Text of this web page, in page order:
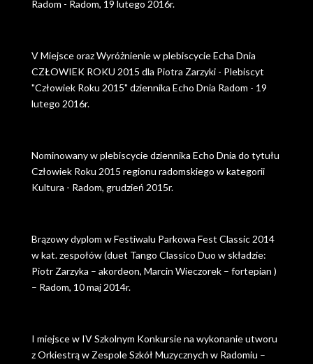
Radom - Radom, 19 lutego 2016r.
V Miejsce oraz Wyróżnienie w plebiscycie Echa Dnia
CZŁOWIEK ROKU 2015 dla Piotra Zarzyki - Plebiscyt
"Człowiek Roku 2015" dziennika Echo Dnia Radom - 19
lutego 2016r.
Nominowany w plebiscycie dziennika Echo Dnia do tytułu
Człowiek Roku 2015 regionu radomskiego w kategorii
Kultura - Radom, grudzień 2015r.
Brązowy dyplom w Festiwalu Parkowa Fest Classic 2014
w kat. zespołów (duet Tango Classico Duo w składzie:
Piotr Zarzyka – akordeon, Marcin Wieczorek – fortepian )
– Radom, 10 maj 2014r.
I miejsce w IV Szkolnym Konkursie na wykonanie utworu
z Orkiestrą w Zespole Szkół Muzycznych w Radomiu –